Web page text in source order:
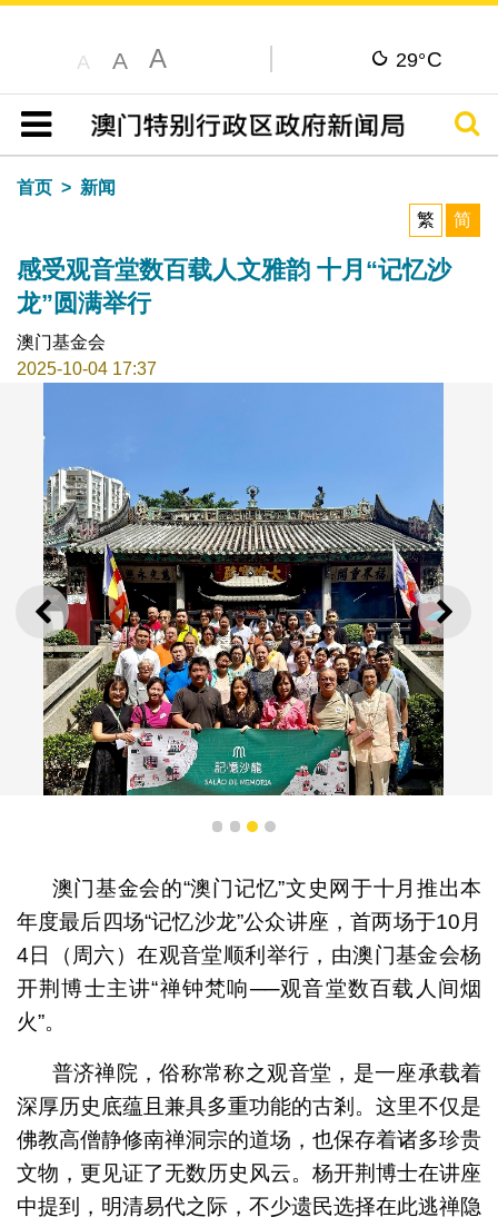
A A A 29°C
目录
搜寻
首页
新闻
繁
简
感受观音堂数百载人文雅韵 十月“记忆沙
龙”圆满举行
澳门基金会
2025-10-04 17:37
上一则 下一
记忆沙龙导赏活动获市民欢迎
1 2 3 4
澳门基金会的“澳门记忆”文史网于十月推出本
年度最后四场“记忆沙龙”公众讲座，首两场于10月
4日（周六）在观音堂顺利举行，由澳门基金会杨
开荆博士主讲“禅钟梵响──观音堂数百载人间烟
火”。
普济禅院，俗称常称之观音堂，是一座承载着
深厚历史底蕴且兼具多重功能的古剎。这里不仅是
佛教高僧静修南禅洞宗的道场，也保存着诸多珍贵
文物，更见证了无数历史风云。杨开荆博士在讲座
中提到，明清易代之际，不少遗民选择在此逃禅隐